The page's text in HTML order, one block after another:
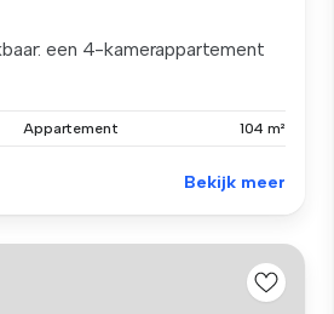
een 4-kamerappartement
Appartement 104 m²
Bekijk meer